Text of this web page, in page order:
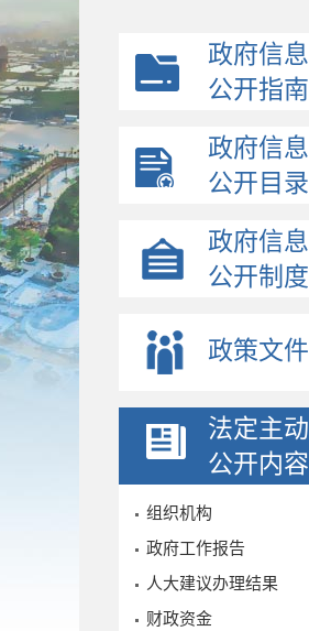
政府信息
公开指南
政府信息
公开目录
政府信息
公开制度
政策文件
法定主动
公开内容
组织机构
政府工作报告
人大建议办理结果
财政资金